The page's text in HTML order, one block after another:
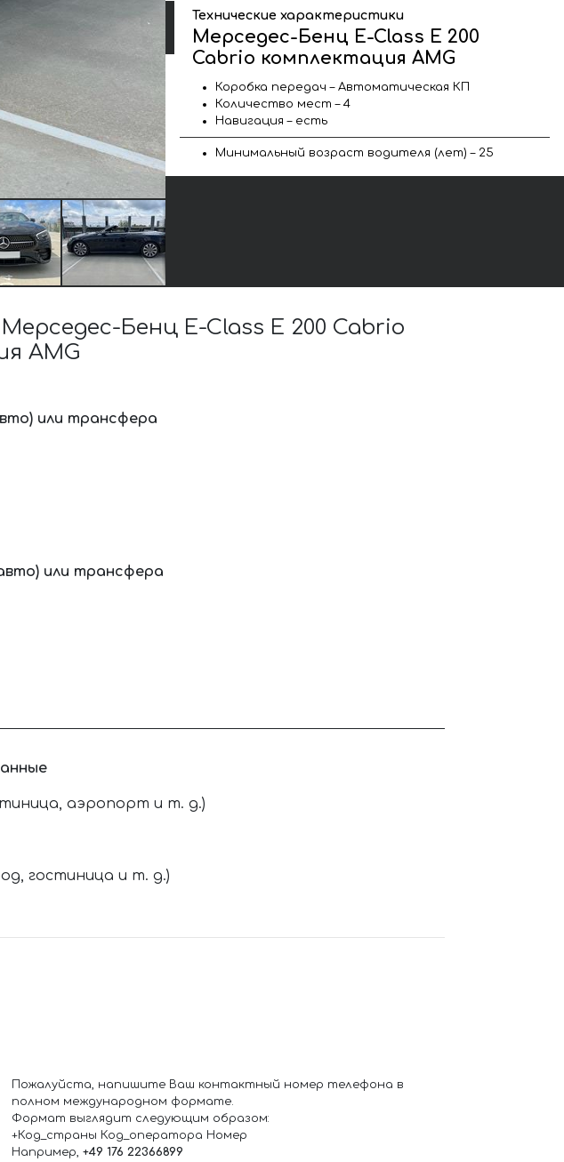
Технические характеристики
Мерседес-Бенц E-Class E 200
Cabrio комплектация AMG
Коробка передач – Автоматическая КП
Количество мест – 4
Навигация – есть
Минимальный возраст водителя (лет) – 25
Бенц E-Class E 200 Cabrio
AMG
или трансфера
или трансфера
аэропорт и т. д.)
гостиница и т. д.)
Пожалуйста, напишите Ваш контактный номер телефона в
полном международном формате.
Формат выглядит следующим образом:
+Код_страны Код_оператора Номер
Например, +49 176 22366899